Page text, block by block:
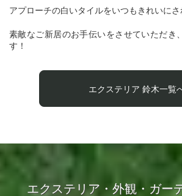
アプローチの白いタイルをいつもきれいにさ
素敵なご新居のお手伝いをさせていただき
す！
エクステリア 鈴木一覧
エクステリア・外観・ガー